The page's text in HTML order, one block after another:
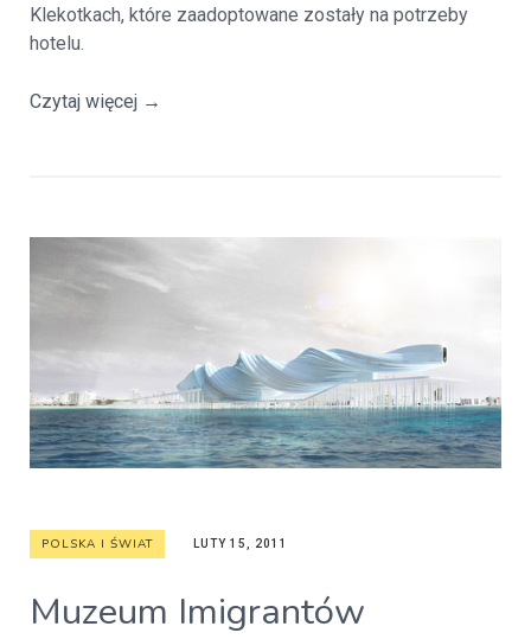
Klekotkach, które zaadoptowane zostały na potrzeby
hotelu.
Czytaj więcej →
POLSKA I ŚWIAT LUTY 15, 2011
Muzeum Imigrantów